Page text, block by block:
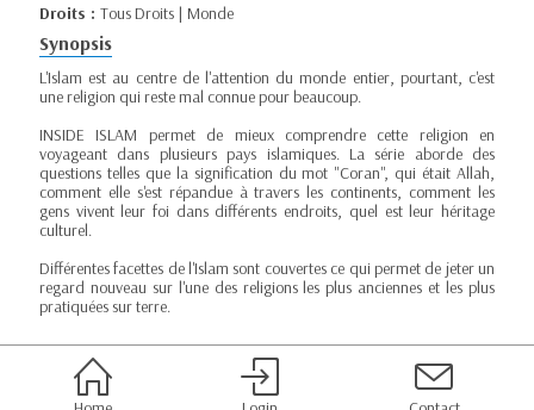
Droits : Tous Droits | Monde
Synopsis
L'Islam est au centre de l'attention du monde entier, pourtant, c'est
une religion qui reste mal connue pour beaucoup.
INSIDE ISLAM permet de mieux comprendre cette religion en
voyageant dans plusieurs pays islamiques. La série aborde des
questions telles que la signification du mot "Coran", qui était Allah,
comment elle s'est répandue à travers les continents, comment les
gens vivent leur foi dans différents endroits, quel est leur héritage
culturel.
Différentes facettes de l'Islam sont couvertes ce qui permet de jeter un
regard nouveau sur l'une des religions les plus anciennes et les plus
pratiquées sur terre.